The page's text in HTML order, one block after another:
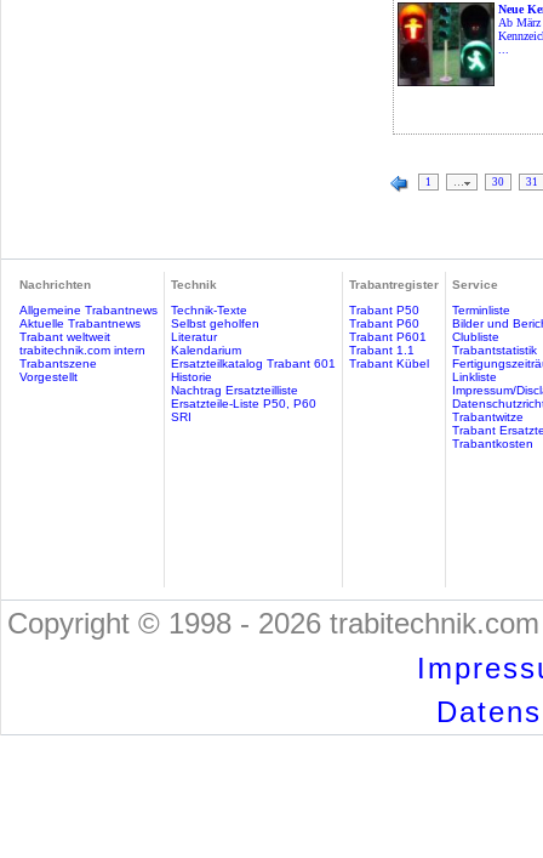
Neue
Ab
1 … 30 31
Nachrichten
Allgemeine Trabantnews
Aktuelle Trabantnews
Trabant weltweit
trabitechnik.com intern
Trabantszene
Vorgestellt
Technik
Technik-Texte
Selbst geholfen
Literatur
Kalendarium
Ersatzteilkatalog Trabant 601
Historie
Nachtrag Ersatzteilliste
Ersatzteile-Liste P50, P60
SRI
Trabantregister
Trabant P50
Trabant P60
Trabant P601
Trabant 1.1
Trabant Kübel
Service
Terminliste
Bilder und
Clubliste
Trabantstatistik
Linkliste
Impressum/
Trabantwitze
Trabant
Trabantkosten
Copyright © 1998 - 2026